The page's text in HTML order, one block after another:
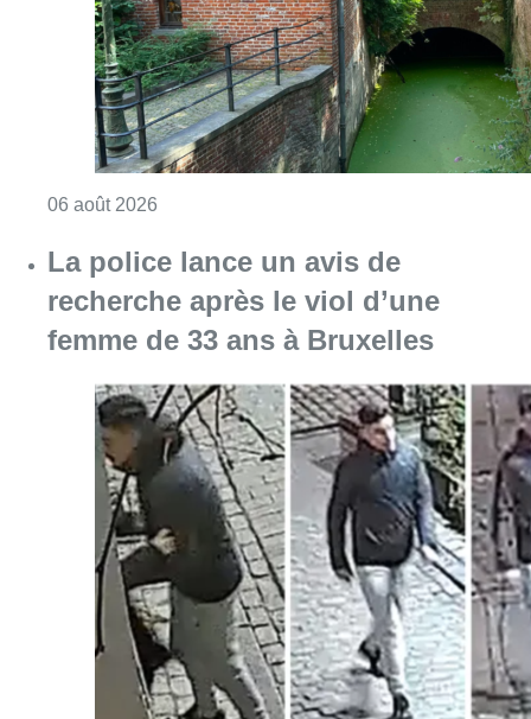
femme de 33 ans à Bruxelles
06 août 2026 Consulter l'article "La police lance un avis
La Commune d’Ixelles ouvre un
registre de condoléances en
mémoire de Jaswinder Singh,
commerçant tué lors d’un
braquage